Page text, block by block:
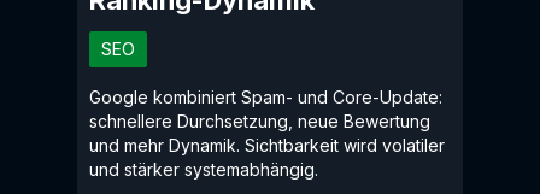
SEO
Google kombiniert Spam- und Core-Update:
schnellere Durchsetzung, neue Bewertung
und mehr Dynamik. Sichtbarkeit wird volatiler
und stärker systemabhängig.